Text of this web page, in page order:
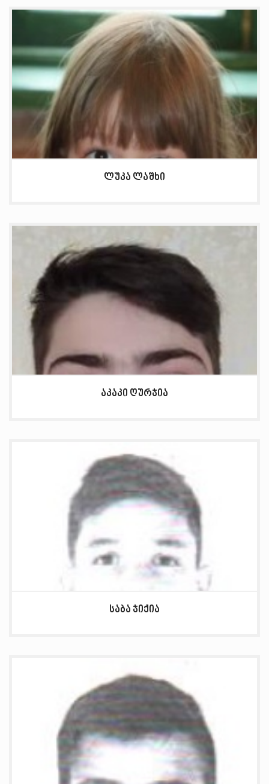
ლუკა ლაშხი
აკაკი ღურჯია
საბა ჯიქია